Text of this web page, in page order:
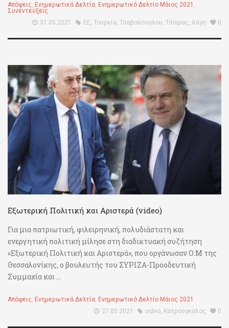
Απόψεις, Ενημερωτικά Δελτία, Ενημερωτικό Δελτίο Μάιος 2021 ,
Συνεντεύξεις
31.05.2021
ΕΕ, Τουρκία, Τσαβούσογλου, Τσίπρας, Χάγη 0
Εξωτερική Πολιτική και Αριστερά (video)
Για μια πατριωτική, φιλειρηνική, πολυδιάστατη και
ενεργητική πολιτική μίλησε στη διαδικτυακή συζήτηση
«Εξωτερική Πολιτική και Αριστερά», που οργάνωσαν Ο.Μ της
Θεσσαλονίκης, ο βουλευτής του ΣΥΡΙΖΑ-Προοδευτική
Συμμαχία και ...
Απόψεις, Ενημερωτικά Δελτία, Ενημερωτικό Δελτίο Μάιος 2021
27.05.2021
video, Κατρούγκαλος 0